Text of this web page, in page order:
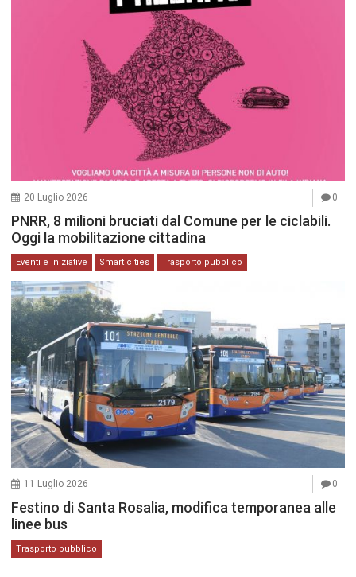
20 Luglio 2026 0
PNRR, 8 milioni bruciati dal Comune per le ciclabili.
Oggi la mobilitazione cittadina
Eventi e iniziative Smart cities Trasporto pubblico
11 Luglio 2026 0
Festino di Santa Rosalia, modifica temporanea alle
linee bus
Trasporto pubblico